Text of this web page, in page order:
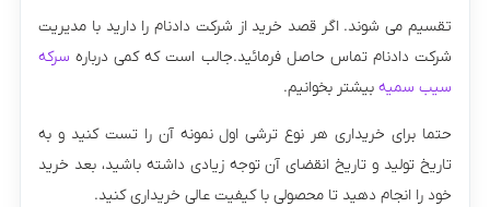
تقسیم می شوند. اگر قصد خرید از شرکت دادنام را دارید با مدیریت
شرکت دادنام تماس حاصل فرمائید.جالب است که کمی درباره سرکه
سیب سمیه بیشتر بخوانیم.
حتما برای خریداری هر نوع ترشی اول نمونه آن را تست کنید و به
تاریخ تولید و تاریخ انقضای آن توجه زیادی داشته باشید، بعد خرید
خود را انجام دهید تا محصولی با کیفیت عالی خریداری کنید.